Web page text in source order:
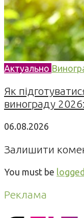
Актуально
Як
винограду
06.08.2026
Залишити
You must be
Реклама